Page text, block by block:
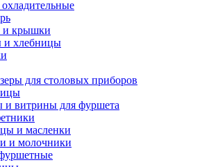
и крышки
и хлебницы
для столовых приборов
и витрины для фуршета
и масленки
и молочники